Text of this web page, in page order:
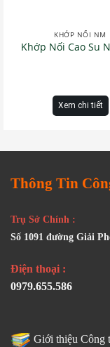
KHỚP NỐI NM
Khớp Nối Cao Su
Xem chi tiết
Thông Tin
Trụ Sở Chính :
Số 1091 đường Giải
Điện thoại :
0979.655.586
Giới thiệu Công